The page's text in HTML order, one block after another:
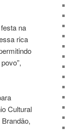
na
rica
Cultural